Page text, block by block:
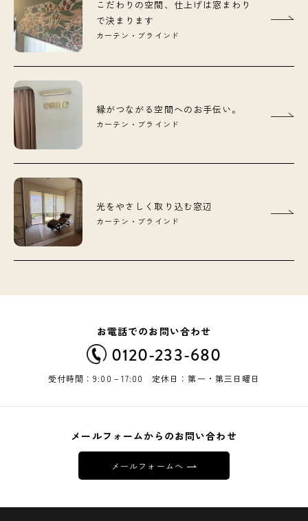
こだわりの空間、仕上げは窓まわり
で決まります
カーテン・ブラインド
縁がつながる空間へのお手伝い。
カーテン・ブラインド
光をやさしく取り込む窓辺
カーテン・ブラインド
お電話でのお問い合わせ
0120-233-680
受付時間：9:00－17:00 定休日：第一・第三日曜日
メールフォームからのお問い合わせ
メールフォームへ